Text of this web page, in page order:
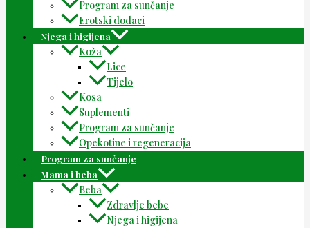
Program za sunčanje
Erotski dodaci
Njega i higijena
Koža
Lice
Tijelo
Kosa
Suplementi
Program za sunčanje
Opekotine i regeneracija
Program za sunčanje
Mama i beba
Beba
Zdravlje bebe
Njega i higijena